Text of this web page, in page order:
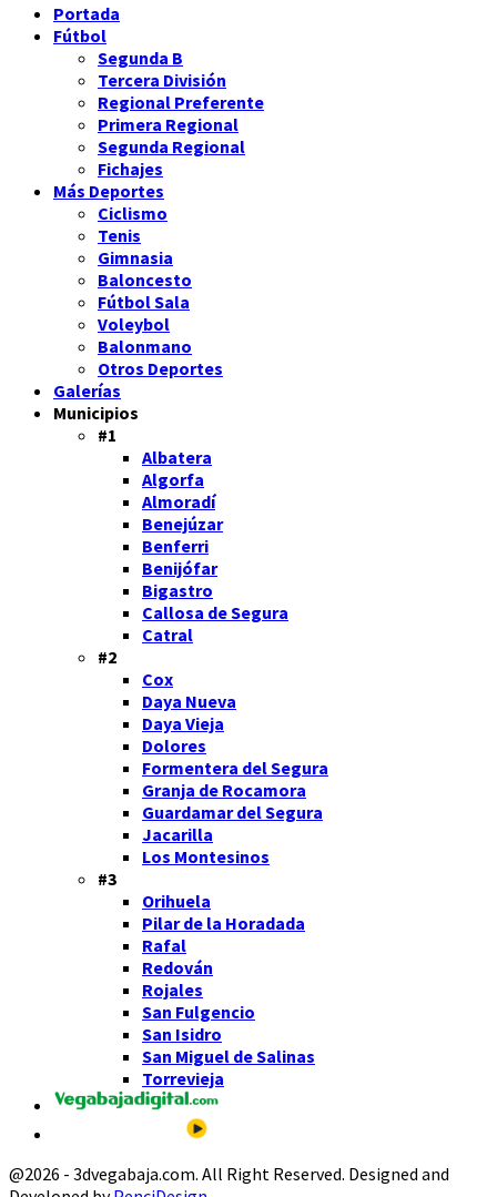
Portada
Fútbol
Segunda B
Tercera División
Regional Preferente
Primera Regional
Segunda Regional
Fichajes
Más Deportes
Ciclismo
Tenis
Gimnasia
Baloncesto
Fútbol Sala
Voleybol
Balonmano
Otros Deportes
Galerías
Municipios
#1
Albatera
Algorfa
Almoradí
Benejúzar
Benferri
Benijófar
Bigastro
Callosa de Segura
Catral
#2
Cox
Daya Nueva
Daya Vieja
Dolores
Formentera del Segura
Granja de Rocamora
Guardamar del Segura
Jacarilla
Los Montesinos
#3
Orihuela
Pilar de la Horadada
Rafal
Redován
Rojales
San Fulgencio
San Isidro
San Miguel de Salinas
Torrevieja
@2026 - 3dvegabaja.com. All Right Reserved. Designed and